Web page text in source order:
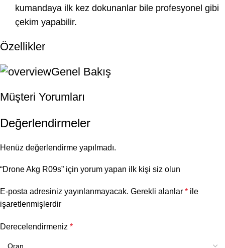
kumandaya ilk kez dokunanlar bile profesyonel gibi
çekim yapabilir.
Özellikler
Genel Bakış
Müşteri Yorumları
Değerlendirmeler
Henüz değerlendirme yapılmadı.
“Drone Akg R09s” için yorum yapan ilk kişi siz olun
E-posta adresiniz yayınlanmayacak. Gerekli alanlar * ile
işaretlenmişlerdir
Derecelendirmeniz *